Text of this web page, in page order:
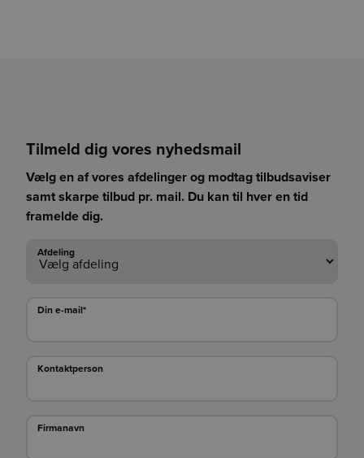
Tilmeld dig vores nyhedsmail
Vælg en af vores afdelinger og modtag tilbudsaviser
samt skarpe tilbud pr. mail. Du kan til hver en tid
framelde dig.
Afdeling
Afdeling
Din e-mail*
Din e-mail*
Kontaktperson
Kontaktperson
Firmanavn
Firmanavn